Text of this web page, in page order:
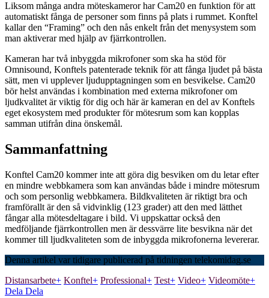
Liksom många andra möteskameror har Cam20 en funktion för att
automatiskt fånga de personer som finns på plats i rummet. Konftel
kallar den “Framing” och den nås enkelt från det menysystem som
man aktiverar med hjälp av fjärrkontrollen.
Kameran har två inbyggda mikrofoner som ska ha stöd för
Omnisound, Konftels patenterade teknik för att fånga ljudet på bästa
sätt, men vi upplever ljudupptagningen som en besvikelse. Cam20
bör helst användas i kombination med externa mikrofoner om
ljudkvalitet är viktig för dig och här är kameran en del av Konftels
eget ekosystem med produkter för mötesrum som kan kopplas
samman utifrån dina önskemål.
Sammanfattning
Konftel Cam20 kommer inte att göra dig besviken om du letar efter
en mindre webbkamera som kan användas både i mindre mötesrum
och som personlig webbkamera. Bildkvaliteten är riktigt bra och
framförallt är den så vidvinklig (123 grader) att den med lätthet
fångar alla mötesdeltagare i bild. Vi uppskattar också den
medföljande fjärrkontrollen men är dessvärre lite besvikna när det
kommer till ljudkvaliteten som de inbyggda mikrofonerna levererar.
Denna artikel var tidigare publicerad på tidningen telekomidag.se
Distansarbete+ Konftel+ Professional+ Test+ Video+ Videomöte+
Dela Dela